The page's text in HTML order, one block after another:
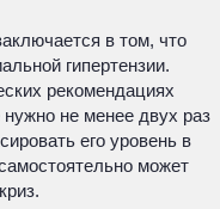
в том, что
гипертензии.
рекомендациях
не менее двух раз
его уровень в
может